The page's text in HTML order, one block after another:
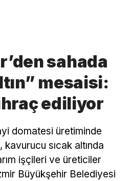
sahada
mesaisi:
ediliyor
domatesi üretiminde
kavurucu sıcak altında
işçileri ve üreticiler
Büyükşehir Belediyesi